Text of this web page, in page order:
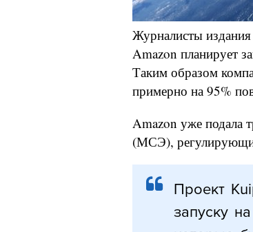
Журналисты
Amazon планирует
Таким образом
примерно на 95%
Amazon уже подала
(МСЭ),
Проект
запуску